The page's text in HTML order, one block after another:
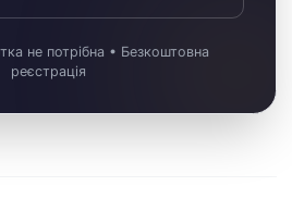
не потрібна • Безкоштовна
реєстрація